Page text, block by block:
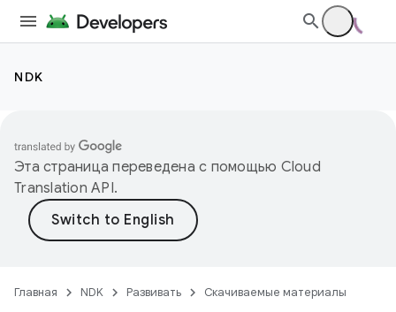
NDK
Эта страница переведена с помощью Cloud
Translation API.
Главная NDK Развивать Скачиваемые материалы